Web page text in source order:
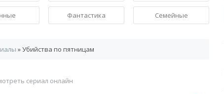
Фантастика Семейные
» Убийства по пятницам
сериал онлайн